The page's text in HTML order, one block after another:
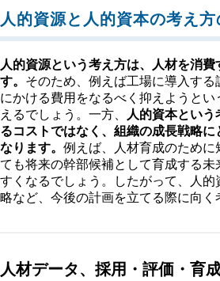
人的資源と人的資本の考え方
人的資源という考え方は、人材を消費
す。 そのため、例えば工場に導入す
にかける費用をなるべく抑えようと
えるでしょう。一方、
人的資本とい
るコストではなく、組織の成長戦略
なります。 例えば、人材育成のために
ても将来の幹部候補として育成する
すくなるでしょう。したがって、人
略など、今後の計画を立てる際に向く
人材データ、採用・評価・育